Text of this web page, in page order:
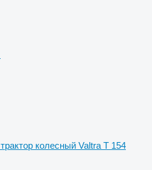
трактор колесный Valtra T 154